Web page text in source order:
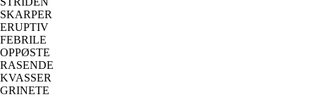
SKARPER
ERUPTIV
FEBRILE
OPPØSTE
RASENDE
KVASSER
GRINETE